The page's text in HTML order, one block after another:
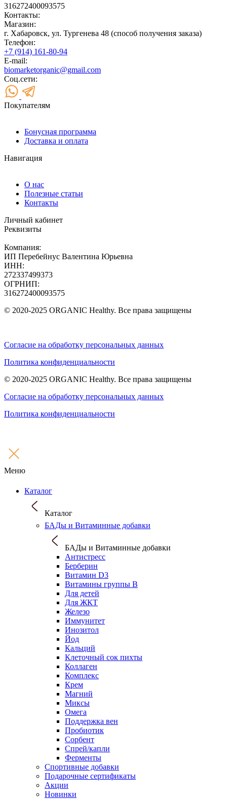
316272400093575
Контакты:
Магазин:
г. Хабаровск, ул. Тургенева 48 (способ получения заказа)
Телефон:
+7 (914) 161-80-94
E-mail:
biomarketorganic@gmail.com
Соц.сети:
Покупателям
Бонусная программа
Доставка и оплата
Навигация
О нас
Полезные статьи
Контакты
Личный кабинет
Реквизиты
Компания:
ИП Перебейнус Валентина Юрьевна
ИНН:
272337499373
ОГРНИП:
316272400093575
© 2020-2025 ORGANIC Healthy. Все права защищены
Согласие на обработку персональных данных
Политика конфиденциальности
© 2020-2025 ORGANIC Healthy. Все права защищены
Согласие на обработку персональных данных
Политика конфиденциальности
Меню
Каталог
Каталог
БАДы и Витаминные добавки
БАДы и Витаминные добавки
Антистресс
Берберин
Витамин D3
Витамины группы B
Для детей
Для ЖКТ
Железо
Иммунитет
Инозитол
Йод
Кальций
Клеточный сок пихты
Коллаген
Комплекс
Крем
Магний
Миксы
Омега
Поддержка вен
Пробиотик
Сорбент
Спрей/капли
Ферменты
Спортивные добавки
Подарочные сертификаты
Акции
Новинки